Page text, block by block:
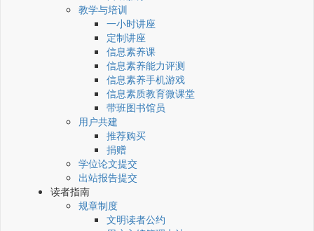
教学与培训
一小时讲座
定制讲座
信息素养课
信息素养能力评测
信息素养手机游戏
信息素质教育微课堂
带班图书馆员
用户共建
推荐购买
捐赠
学位论文提交
出站报告提交
读者指南
规章制度
文明读者公约